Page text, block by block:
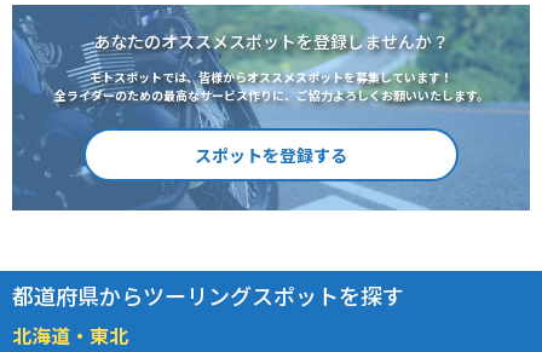
あなたのオススメスポットを登録しませんか？
モトスポットでは、皆様からオススメスポットを募集しています！
全ライダーのための最高なサービス作りに、ご協力よろしくお願いいたします。
スポットを登録する
都道府県からツーリングスポットを探す
北海道・東北